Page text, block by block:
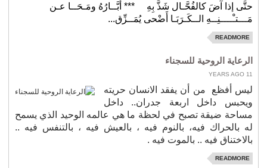
حتَّى إذا آضَ كالفُحَّـال شَذَّ بِهِ
*** أبَّــارُهُ ومَـحَــا عـن
مَـــتـْــــنِــهِ الــكَـرَبَـا أَضْحى يُمَــزِّق...
READMORE
الرعاية الروحية للسجناء
11 YEARS AGO
ليس أفظع
من أن يفقد الانسان حريته
ويحبس داخل اربعة جدران.. داخل
مساحة ضيقة تصبح في لحظة ما هي عالمه الوحيد الذي يسمح
له بالحراك فيه، بالنوم فيه ، بالعيش فيه ، بالتنفس فيه ..
بالاختناق فيه .. بالموت فيه .
READMORE